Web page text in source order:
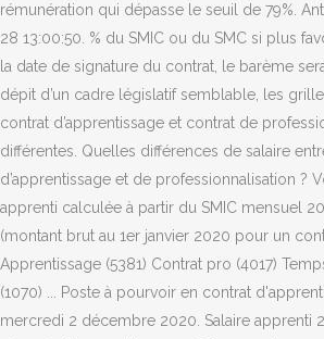
rémunération qui dépasse le seuil de 79%.
28 13:00:50. % du SMIC ou du SMC si plus
la date de signature du contrat, le barème
dépit d’un cadre législatif semblable, les
contrat d’apprentissage et contrat de
différentes. Quelles différences de salaire
d’apprentissage et de professionnalisation ?
apprenti calculée à partir du SMIC mensuel
(montant brut au 1er janvier 2020 pour un
Apprentissage (5381) Contrat pro (4017)
(1070) ... Poste à pourvoir en contrat
mercredi 2 décembre 2020. Salaire apprenti